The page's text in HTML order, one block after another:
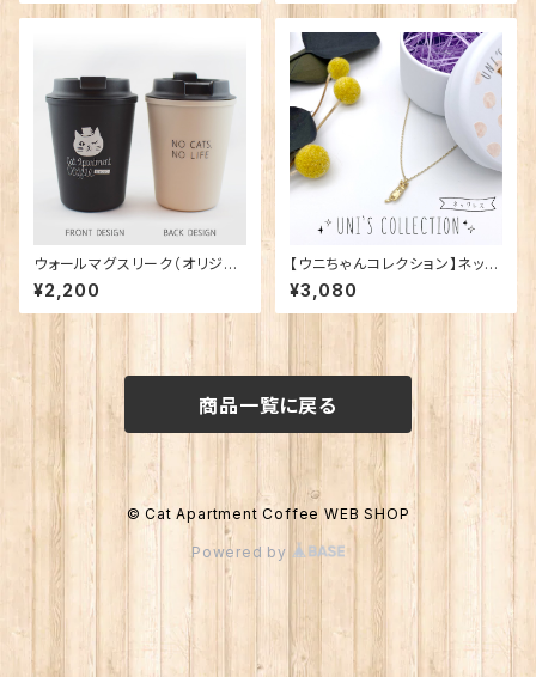
ウォールマグスリーク（オリジナ
ルタンブラー）
¥2,200
【ウニちゃんコレクション】ネック
レス
¥3,080
商品一覧に戻る
© Cat Apartment Coffee WEB SHOP
Powered by